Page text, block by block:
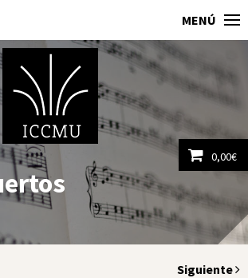
MENÚ
0,00€
Ver carrito
Siguiente